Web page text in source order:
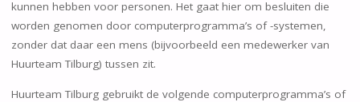
kunnen hebben voor personen. Het gaat hier om besluiten die
worden genomen door computerprogramma’s of -systemen,
zonder dat daar een mens (bijvoorbeeld een medewerker van
Huurteam Tilburg) tussen zit.
Huurteam Tilburg gebruikt de volgende computerprogramma’s of